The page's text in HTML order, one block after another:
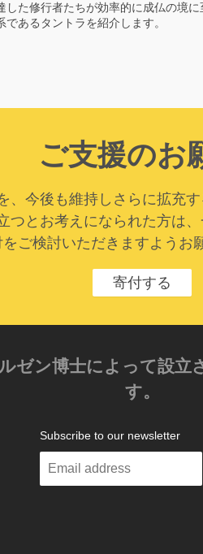
した修行者たちが効率的に成仏の境に
であるタントラを紹介します。
ご支援のお
、今後も維持しさらに拡充
つとお考えになられた方は
をご検討いただきますようお
寄付する
ゼン博士によって設
す。
Subscribe to our newsletter
Enter